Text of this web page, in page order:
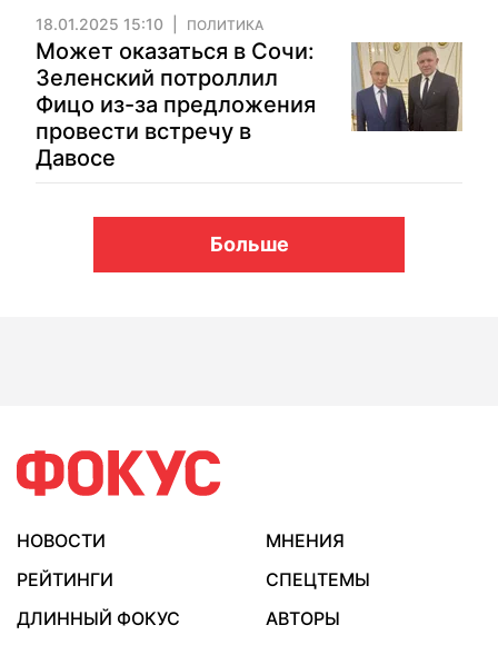
18.01.2025 15:10 ПОЛИТИКА
Может оказаться в Сочи:
Зеленский потроллил
Фицо из-за предложения
провести встречу в
Давосе
Больше
НОВОСТИ
МНЕНИЯ
РЕЙТИНГИ
СПЕЦТЕМЫ
ДЛИННЫЙ ФОКУС
АВТОРЫ